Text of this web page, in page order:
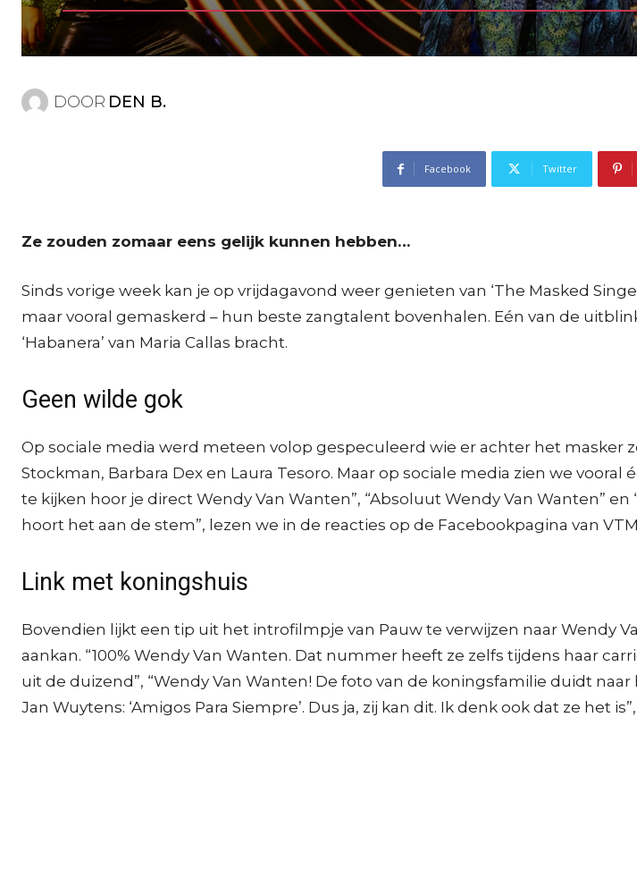
DOOR DEN B.
Facebook Twitter
Ze zouden zomaar eens gelijk kunnen hebben…
Sinds vorige week kan je op vrijdagavond weer genieten van ‘The Masked
maar vooral gemaskerd – hun beste zangtalent bovenhalen. Eén van de
‘Habanera’ van Maria Callas bracht.
Geen wilde gok
Op sociale media werd meteen volop gespeculeerd wie er achter het masker
Stockman, Barbara Dex en Laura Tesoro. Maar op sociale media zien we
te kijken hoor je direct Wendy Van Wanten”, “Absoluut Wendy Van Wanten”
hoort het aan de stem”, lezen we in de reacties op de Facebookpagina van
Link met koningshuis
Bovendien lijkt een tip uit het introfilmpje van Pauw te verwijzen naar Wendy
aankan. “100% Wendy Van Wanten. Dat nummer heeft ze zelfs tijdens haar
uit de duizend”, “Wendy Van Wanten! De foto van de koningsfamilie duidt
Jan Wuytens: ‘Amigos Para Siempre’. Dus ja, zij kan dit. Ik denk ook dat ze het